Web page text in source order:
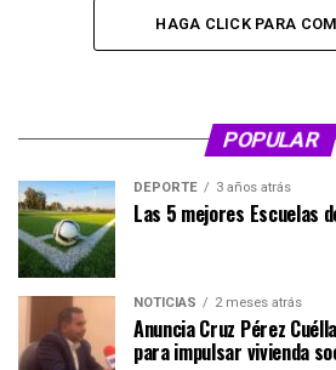
HAGA CLICK PARA
POPULAR
DEPORTE 3 años atrás
Las 5 mejores Escuelas
NOTICIAS 2 meses atrás
Anuncia Cruz Pérez
para impulsar vivienda